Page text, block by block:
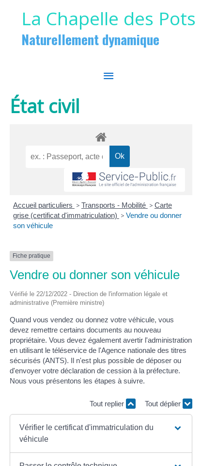
La Chapelle des Pots
Naturellement dynamique
MENU
État civil
Accueil particuliers > Transports - Mobilité > Carte
grise (certificat d'immatriculation) > Vendre ou donner
son véhicule
Fiche pratique
Vendre ou donner son véhicule
Vérifié le 22/12/2022 - Direction de l'information légale et
administrative (Première ministre)
Quand vous vendez ou donnez votre véhicule, vous
devez remettre certains documents au nouveau
propriétaire. Vous devez également avertir l'administration
en utilisant le téléservice de l'Agence nationale des titres
sécurisés (ANTS). Il n'est plus possible de déposer ou
d'envoyer votre déclaration de cession à la préfecture.
Nous vous présentons les étapes à suivre.
Tout replier Tout déplier
Vérifier le certificat d'immatriculation du
véhicule